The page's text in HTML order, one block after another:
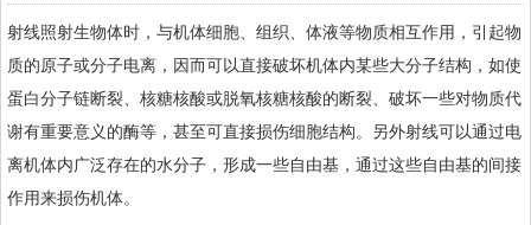
射线照射生物体时，与机体细胞、组织、体液等物质相互作用，引起物
质的原子或分子电离，因而可以直接破坏机体内某些大分子结构，如使
蛋白分子链断裂、核糖核酸或脱氧核糖核酸的断裂、破坏一些对物质代
谢有重要意义的酶等，甚至可直接损伤细胞结构。另外射线可以通过电
离机体内广泛存在的水分子，形成一些自由基，通过这些自由基的间接
作用来损伤机体。